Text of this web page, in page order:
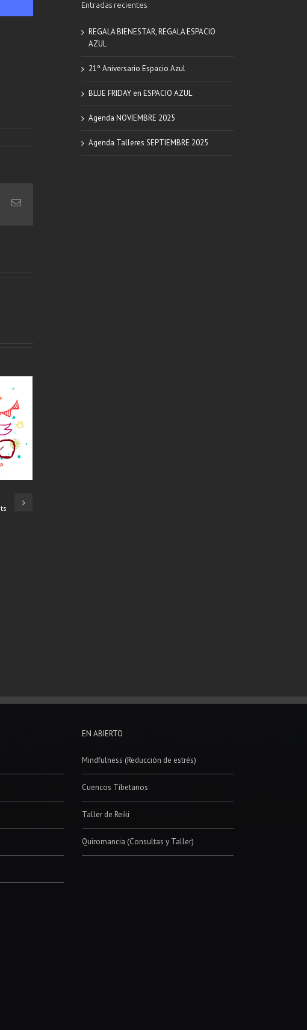
CURSO KINESIOLOGÍA EMOCIONAL
Entradas recientes
REGALA BIENESTAR, REGALA ESPACIO
AZUL
21º Aniversario Espacio Azul
BLUE FRIDAY en ESPACIO AZUL
Agenda NOVIEMBRE 2025
Agenda Talleres SEPTIEMBRE 2025
Taller de Reiki
Quiromancia (Consultas y Taller)